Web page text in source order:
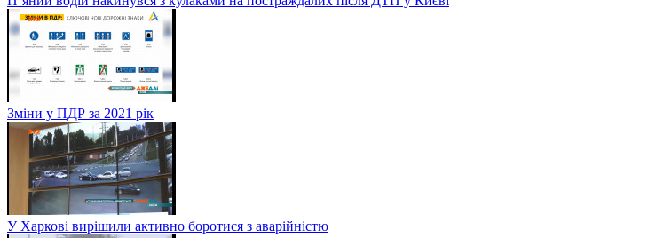
Зміни у ПДР за 2021 рік
У Харкові вирішили активно боротися з аварійністю